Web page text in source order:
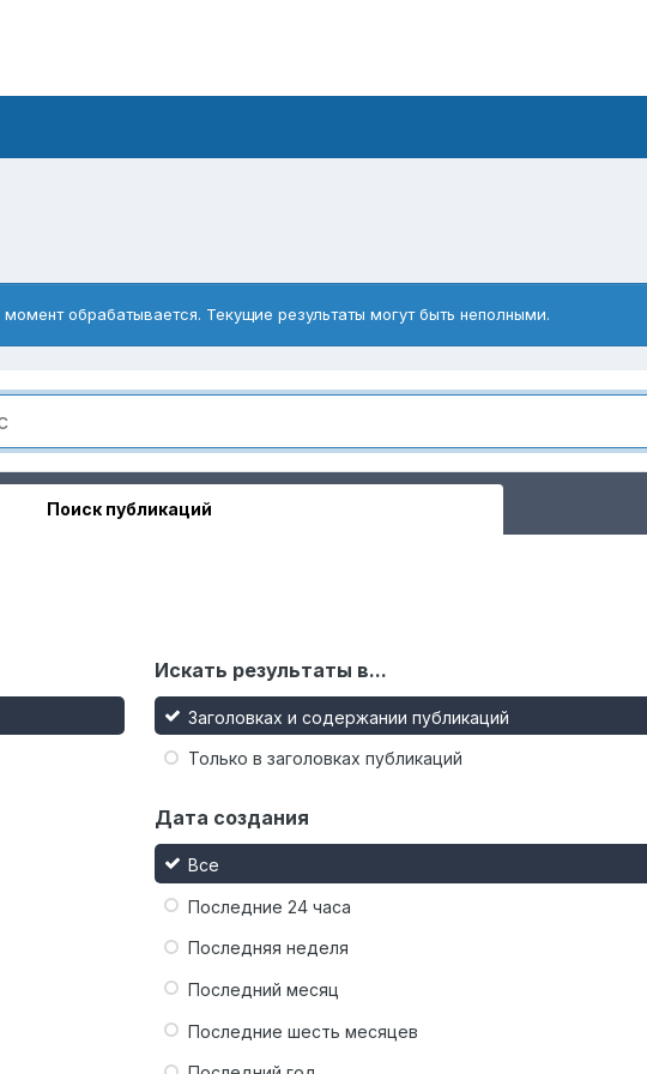
обрабатывается. Текущие результаты могут быть неполными.
Поиск публикаций
Искать результаты в...
Заголовках и содержании публикаций
Только в заголовках публикаций
Дата создания
Все
Последние 24 часа
Последняя неделя
Последний месяц
Последние шесть месяцев